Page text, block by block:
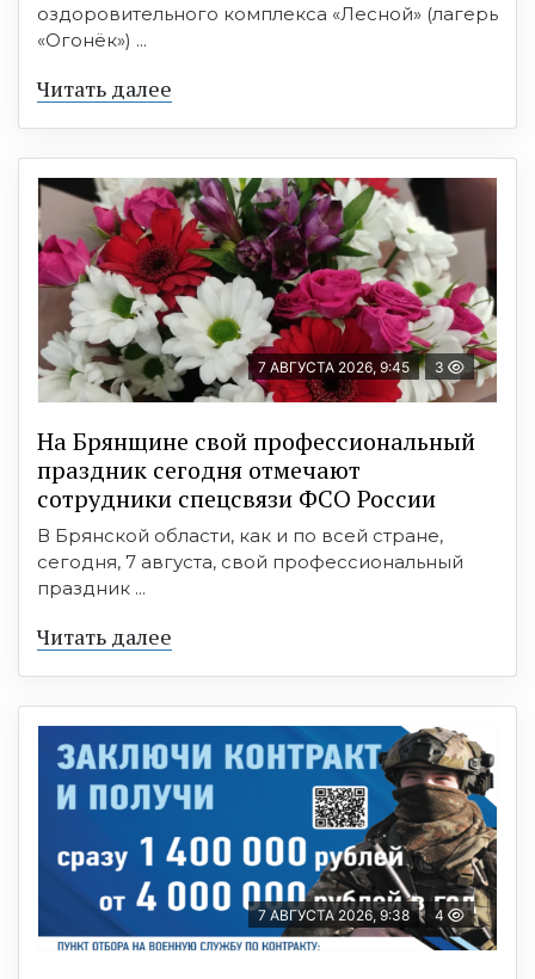
оздоровительного комплекса «Лесной» (лагерь
«Огонёк») ...
Читать далее
7 АВГУСТА 2026, 9:45 3
На Брянщине свой профессиональный
праздник сегодня отмечают
сотрудники спецсвязи ФСО России
В Брянской области, как и по всей стране,
сегодня, 7 августа, свой профессиональный
праздник ...
Читать далее
7 АВГУСТА 2026, 9:38 4